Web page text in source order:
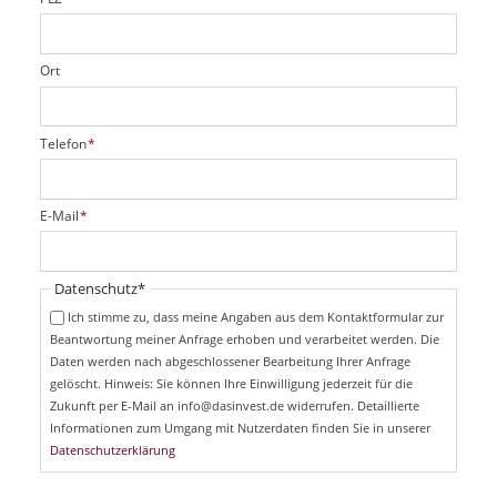
Ort
P
f
i
c
t
f
Telefon*
P
f
i
E-Mail*
Pflichtfeld
Datenschutz*
Ich stimme zu, dass meine Angaben aus dem Kontaktformular zur
Beantwortung meiner Anfrage erhoben und verarbeitet werden. Die
Daten werden nach abgeschlossener Bearbeitung Ihrer Anfrage
gelöscht. Hinweis: Sie können Ihre Einwilligung jederzeit für die
Zukunft per E-Mail an info@dasinvest.de widerrufen. Detaillierte
Informationen zum Umgang mit Nutzerdaten finden Sie in unserer
Datenschutzerklärung